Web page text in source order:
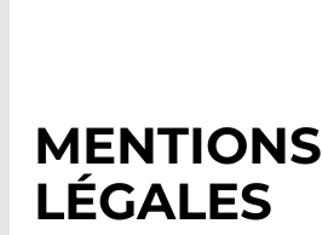
MENTIONS
LÉGALES